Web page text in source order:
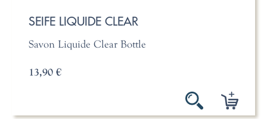
SEIFE LIQUIDE CLEAR
Savon Liquide Clear Bottle
13,90 €